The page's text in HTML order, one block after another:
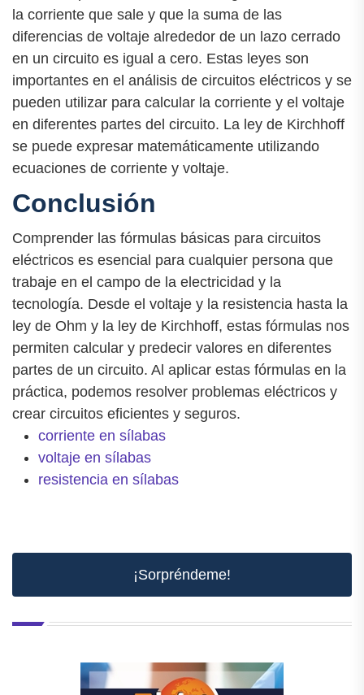
la corriente que sale y que la suma de las
diferencias de voltaje alrededor de un lazo cerrado
en un circuito es igual a cero. Estas leyes son
importantes en el análisis de circuitos eléctricos y se
pueden utilizar para calcular la corriente y el voltaje
en diferentes partes del circuito. La ley de Kirchhoff
se puede expresar matemáticamente utilizando
ecuaciones de corriente y voltaje.
Conclusión
Comprender las fórmulas básicas para circuitos
eléctricos es esencial para cualquier persona que
trabaje en el campo de la electricidad y la
tecnología. Desde el voltaje y la resistencia hasta la
ley de Ohm y la ley de Kirchhoff, estas fórmulas nos
permiten calcular y predecir valores en diferentes
partes de un circuito. Al aplicar estas fórmulas en la
práctica, podemos resolver problemas eléctricos y
crear circuitos eficientes y seguros.
corriente en sílabas
voltaje en sílabas
resistencia en sílabas
¡Sorpréndeme!